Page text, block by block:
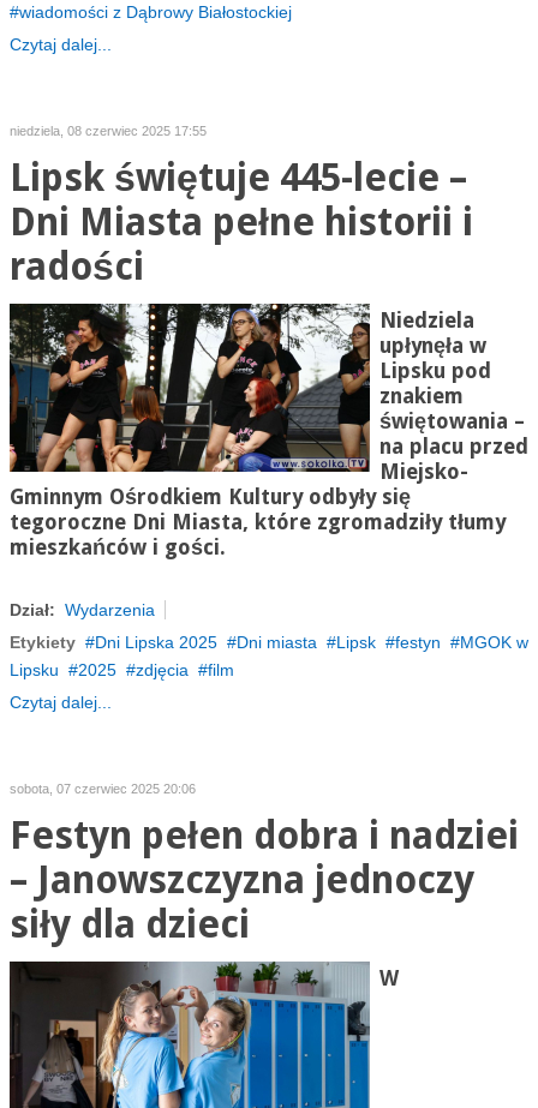
wiadomości z Dąbrowy Białostockiej
Czytaj dalej...
niedziela, 08 czerwiec 2025 17:55
Lipsk świętuje 445-lecie –
Dni Miasta pełne historii i
radości
Niedziela
upłynęła w
Lipsku pod
znakiem
świętowania –
na placu przed
Miejsko-
Gminnym Ośrodkiem Kultury odbyły się
tegoroczne Dni Miasta, które zgromadziły tłumy
mieszkańców i gości.
Dział: Wydarzenia
Etykiety
Dni Lipska 2025 Dni miasta Lipsk festyn
MGOK w
Lipsku
2025 zdjęcia
film
Czytaj dalej...
sobota, 07 czerwiec 2025 20:06
Festyn pełen dobra i nadziei
– Janowszczyzna jednoczy
siły dla dzieci
W